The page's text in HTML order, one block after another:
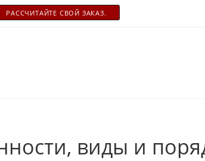
РАСCЧИТАЙТЕ СВОЙ ЗАКАЗ.
виды и